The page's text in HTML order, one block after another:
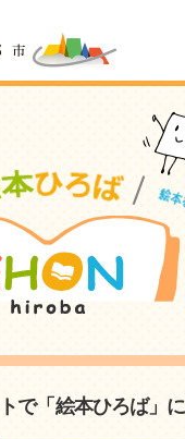
で「絵本ひろば」